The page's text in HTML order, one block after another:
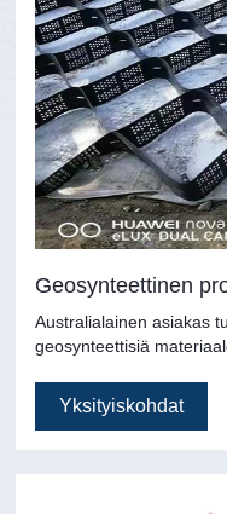
Geosynteettinen
Australialainen asiakas
geosynteettisiä
Yksityiskohdat